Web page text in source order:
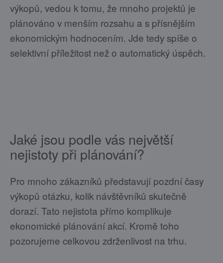
výkopů, vedou k tomu, že mnoho projektů je
plánováno v menším rozsahu a s přísnějším
ekonomickým hodnocením. Jde tedy spíše o
selektivní příležitost než o automatický úspěch.
Jaké jsou podle vás největší
nejistoty při plánování?
Pro mnoho zákazníků představují pozdní časy
výkopů otázku, kolik návštěvníků skutečně
dorazí. Tato nejistota přímo komplikuje
ekonomické plánování akcí. Kromě toho
pozorujeme celkovou zdrženlivost na trhu.